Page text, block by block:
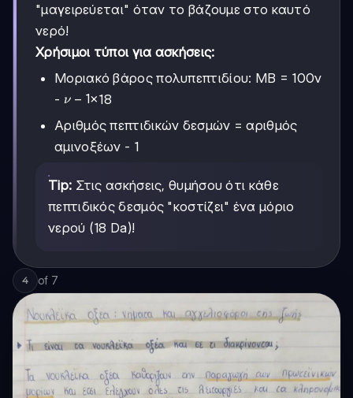
"μαγειρεύεται" όταν το βάζουμε στο καυτό
νερό!
Χρήσιμοι τύποι για ασκήσεις:
Μοριακό βάρος πολυπεπτιδίου: ΜΒ = 100ν
- ν-1
ν − 1×18
Αριθμός πεπτιδικών δεσμών = αριθμός
αμινοξέων - 1
Tip: Στις ασκήσεις, θυμήσου ότι κάθε
πεπτιδικός δεσμός "κοστίζει" ένα μόριο
νερού (18 Da)!
4 of 7